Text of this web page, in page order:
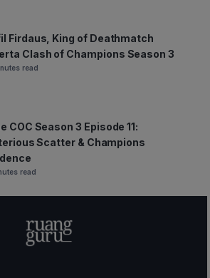
Firdaus, King of Deathmatch
Clash of Champions Season 3
read
COC Season 3 Episode 11:
Scatter & Champions
read